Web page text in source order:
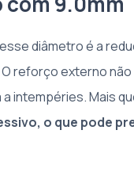
diâmetro é a
reforço externo
intempéries. Mais
o que pode